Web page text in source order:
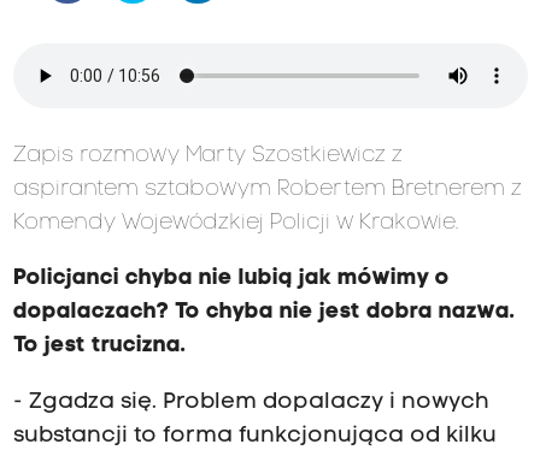
Zapis rozmowy Marty Szostkiewicz z
aspirantem sztabowym Robertem Bretnerem z
Komendy Wojewódzkiej Policji w Krakowie.
Policjanci chyba nie lubią jak mówimy o
dopalaczach? To chyba nie jest dobra nazwa.
To jest trucizna.
- Zgadza się. Problem dopalaczy i nowych
substancji to forma funkcjonująca od kilku